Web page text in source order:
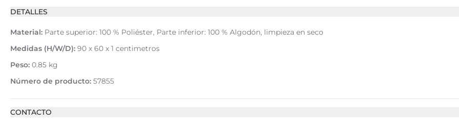
DETALLES
Material: Parte superior: 100 % Poliéster, Parte inferior: 100 % Algodón, limpieza en seco
Medidas (H/W/D): 90 x 60 x 1 centimetros
Peso: 0.85 kg
Número de producto: 57855
CONTACTO